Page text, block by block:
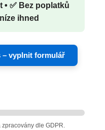
✅ Bez poplatků
ihned
– vyplnit formulář
zpracovány dle GDPR.